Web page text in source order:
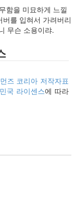
함을 미묘하게 느낄
를 입혀서 가려버리
무슨 소용이랴.
즈 코리아 저작자표
국 라이센스에 따라